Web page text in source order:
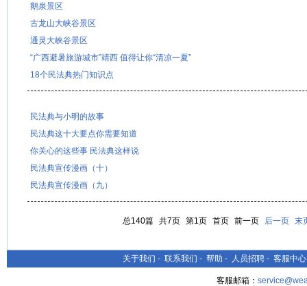
鹅泉景区
古龙山大峡谷景区
通灵大峡谷景区
“广西避暑旅游城市”靖西 值得让你“清凉一夏”
18个民法典热门知识点
民法典与小明的故事
民法典这十大要点你需要知道
你关心的这些事 民法典这样说
民法典宣传漫画（十）
民法典宣传漫画（九）
总140篇 共7页 第1页 首页 前一页 后一页 末
关于我们 - 联系我们 - 帮助 - 人员招聘 - 客服中心
客服邮箱：